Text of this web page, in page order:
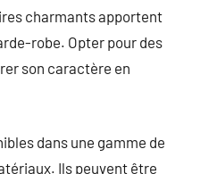
charmants apportent
robe. Opter pour des
son caractère en
dans une gamme de
Ils peuvent être